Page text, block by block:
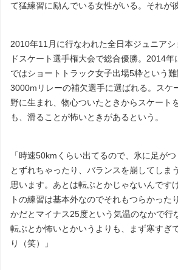
て猛練習に励んでいる女性がいる。それが
2010年11月に行なわれた全日本ジュニア
ドスケート選手権大会で総合優勝。2014
ではショートトラック女子出場5枠という難
3000mリレーの補欠選手に選ばれる。スケ
野に生まれ、物心ついたときからスケート
も、滑ることが怖いときがあるという。
「時速50kmくらい出てるので、氷に足が
とずれちゃったり、バランスを崩してしま
思います。あとは転ぶとかじゃないんです
トの練習は基本外なのでそれもつらかった
かだとマイナス25度という気温のなかで行
転ぶとか怖いとかいうよりも、まず寒すぎ
り（笑）」